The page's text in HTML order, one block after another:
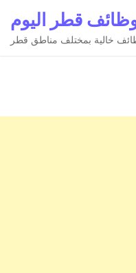
قطر اليوم
خالية بمختلف مناطق قطر